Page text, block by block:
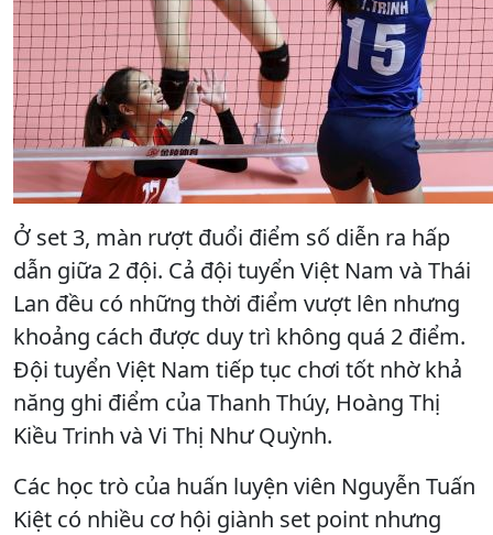
Ở set 3, màn rượt đuổi điểm số diễn ra hấp
dẫn giữa 2 đội. Cả đội tuyển Việt Nam và Thái
Lan đều có những thời điểm vượt lên nhưng
khoảng cách được duy trì không quá 2 điểm.
Đội tuyển Việt Nam tiếp tục chơi tốt nhờ khả
năng ghi điểm của Thanh Thúy, Hoàng Thị
Kiều Trinh và Vi Thị Như Quỳnh.
Các học trò của huấn luyện viên Nguyễn Tuấn
Kiệt có nhiều cơ hội giành set point nhưng